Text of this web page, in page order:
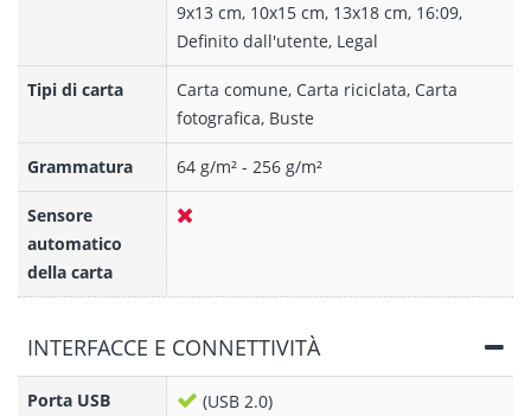
9x13 cm, 10x15 cm, 13x18 cm, 16:09,
Definito dall'utente, Legal
Tipi di carta
Carta comune, Carta riciclata, Carta
fotografica, Buste
Grammatura 64 g/m² - 256 g/m²
Sensore
automatico
della carta
INTERFACCE E CONNETTIVITÀ
Porta USB (USB 2.0)